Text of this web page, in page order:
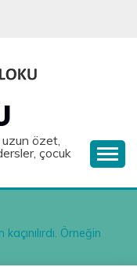
özet,
çocuk
Örneğin